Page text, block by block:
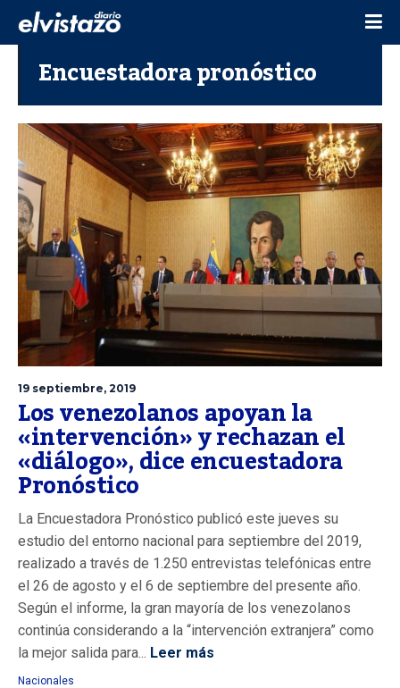
Encuestadora pronóstico
19 septiembre, 2019
Los venezolanos apoyan la
«intervención» y rechazan el
«diálogo», dice encuestadora
Pronóstico
La Encuestadora Pronóstico publicó este jueves su
estudio del entorno nacional para septiembre del 2019,
realizado a través de 1.250 entrevistas telefónicas entre
el 26 de agosto y el 6 de septiembre del presente año.
Según el informe, la gran mayoría de los venezolanos
continúa considerando a la “intervención extranjera” como
la mejor salida para... Leer más
Nacionales